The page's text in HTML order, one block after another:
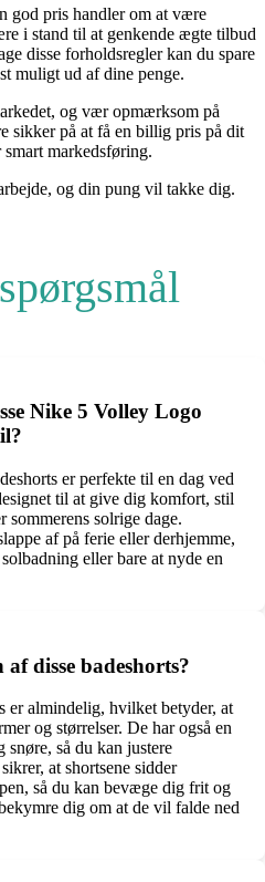
god pris handler om at være
i stand til at genkende ægte tilbud
disse forholdsregler kan du spare
muligt ud af dine penge.
og vær opmærksom på
sikker på at få en billig pris på dit
markedsføring.
og din pung vil takke dig.
Nike 5 Volley Logo
er perfekte til en dag ved
til at give dig komfort, stil
solrige dage.
af på ferie eller derhjemme,
eller bare at nyde en
disse badeshorts?
er almindelig, hvilket betyder, at
og størrelser. De har også en
snøre, så du kan justere
at shortsene sidder
så du kan bevæge dig frit og
dig om at de vil falde ned